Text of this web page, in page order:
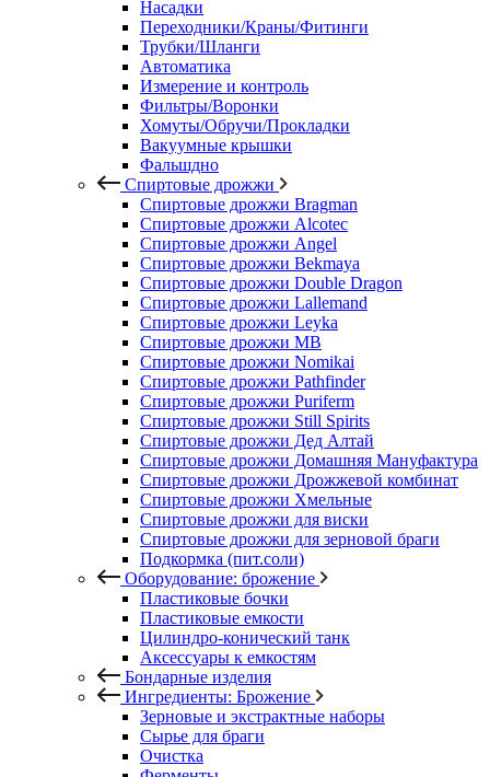
Насадки
Переходники/Краны/Фитинги
Трубки/Шланги
Автоматика
Измерение и контроль
Фильтры/Воронки
Хомуты/Обручи/Прокладки
Вакуумные крышки
Фальшдно
Спиртовые дрожжи
Спиртовые дрожжи Bragman
Спиртовые дрожжи Alcotec
Спиртовые дрожжи Angel
Спиртовые дрожжи Bekmaya
Спиртовые дрожжи Double Dragon
Спиртовые дрожжи Lallemand
Спиртовые дрожжи Leyka
Спиртовые дрожжи MB
Спиртовые дрожжи Nomikai
Спиртовые дрожжи Pathfinder
Спиртовые дрожжи Puriferm
Спиртовые дрожжи Still Spirits
Спиртовые дрожжи Дед Алтай
Спиртовые дрожжи Домашняя Мануфактура
Спиртовые дрожжи Дрожжевой комбинат
Спиртовые дрожжи Хмельные
Спиртовые дрожжи для виски
Спиртовые дрожжи для зерновой браги
Подкормка (пит.соли)
Оборудование: брожение
Пластиковые бочки
Пластиковые емкости
Цилиндро-конический танк
Аксессуары к емкостям
Бондарные изделия
Ингредиенты: Брожение
Зерновые и экстрактные наборы
Сырье для браги
Очистка